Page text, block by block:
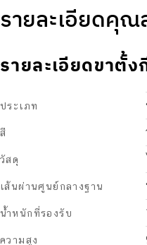
รายละเอียดคุ
รายละเอียดขาตั้ง
ประเภท
สี
วัสดุ
เส้นผ่านศูนย์กลางฐาน
น้ำหนักที่รองรับ
ความสูง